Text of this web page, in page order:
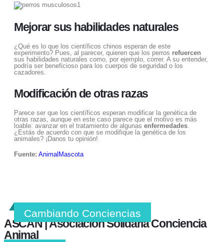
Mejorar sus habilidades naturales
¿Qué es lo que los científicos chinos esperan de este
experimento? Pues, al parecer, quieren que los perros refuercen
sus habilidades naturales como, por ejemplo, correr. A su entender,
podría ser beneficioso para los cuerpos de seguridad o los
cazadores.
Modificación de otras razas
Parece ser que los científicos esperan modificar la genética de
otras razas, aunque en este caso parece que el motivo es más
loable: avanzar en el tratamiento de algunas enfermedades
¿Estás de acuerdo con que se modifique la genética de los
animales? ¡Danos tu opinión!
Fuente: AnimalMascota
Cambiando Conciencias
ASCAN | Asociación Solidaría Conciencia
Animal